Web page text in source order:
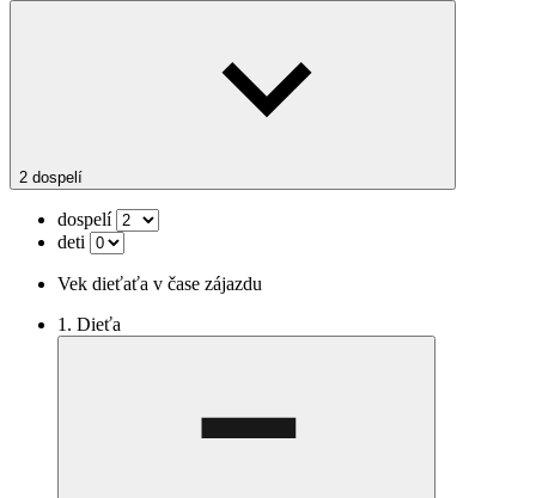
2 dospelí
dospelí
deti
Vek dieťaťa v čase zájazdu
1. Dieťa